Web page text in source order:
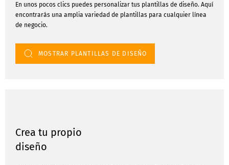
En unos pocos clics puedes personalizar tus plantillas de diseño. Aquí
encontrarás una amplia variedad de plantillas para cualquier línea
de negocio.
MOSTRAR PLANTILLAS DE DISEÑO
Crea tu propio
diseño